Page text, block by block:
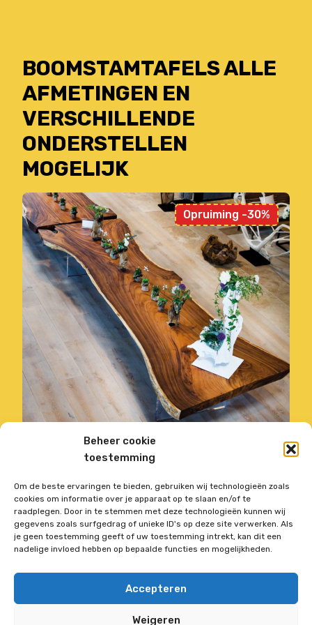
Beheer cookie
toestemming
Om de beste ervaringen te bieden, gebruiken wij technologieën zoals
cookies om informatie over je apparaat op te slaan en/of te
raadplegen. Door in te stemmen met deze technologieën kunnen wij
gegevens zoals surfgedrag of unieke ID's op deze site verwerken. Als
je geen toestemming geeft of uw toestemming intrekt, kan dit een
nadelige invloed hebben op bepaalde functies en mogelijkheden.
Accepteren
Weigeren
BOOMSTAMTAFELS ALLE
AFMETINGEN EN
VERSCHILLENDE
ONDERSTELLEN
MOGELIJK
VERSCHILLENDE ONDERSTELLEN MOGELIJK
Opruiming -30%
Vorige aanbieding Volgende aanbieding